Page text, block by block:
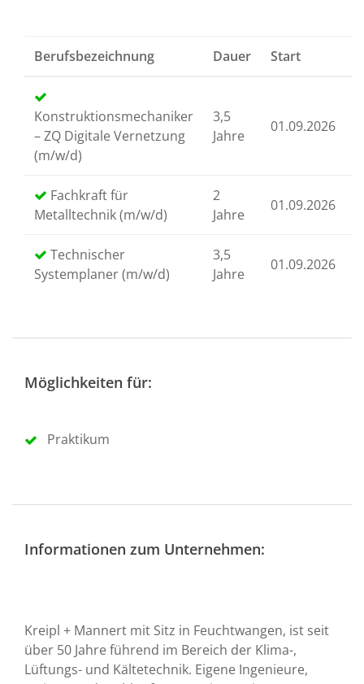
Berufsbezeichnung Dauer Start
Konstruktionsmechaniker
– ZQ Digitale Vernetzung
(m/w/d)
3,5
Jahre
01.09.2026
Fachkraft für
Metalltechnik (m/w/d)
2
Jahre
01.09.2026
Technischer
Systemplaner (m/w/d)
3,5
Jahre
01.09.2026
Möglichkeiten für:
Praktikum
Informationen zum Unternehmen:
Kreipl + Mannert mit Sitz in Feuchtwangen, ist seit
über 50 Jahre führend im Bereich der Klima-,
Lüftungs- und Kältetechnik. Eigene Ingenieure,